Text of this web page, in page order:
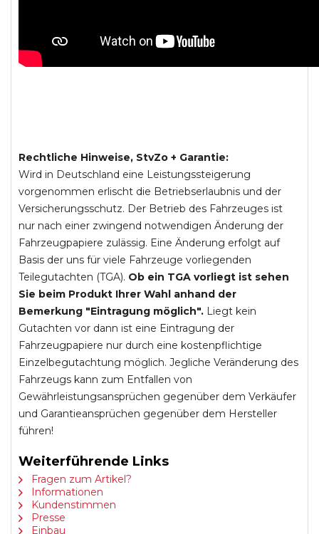
Rechtliche Hinweise, StvZo + Garantie:
Wird in Deutschland eine Leistungssteigerung
vorgenommen erlischt die Betriebserlaubnis und der
Versicherungsschutz. Der Betrieb des Fahrzeuges ist
nur nach einer zwingend notwendigen Änderung der
Fahrzeugpapiere zulässig. Eine Änderung erfolgt auf
Basis der uns für viele Fahrzeuge vorliegenden
Teilegutachten (TGA). Ob ein TGA vorliegt ist sehen
Sie beim Produkt Ihrer Wahl anhand der
Bemerkung "Eintragung möglich". Liegt kein
Gutachten vor dann ist eine Eintragung der
Fahrzeugpapiere nur durch eine kostenpflichtige
Einzelbegutachtung möglich. Jegliche Veränderung des
Fahrzeugs kann zum Entfallen von
Gewährleistungsansprüchen gegenüber dem Verkäufer
und Garantieansprüchen gegenüber dem Hersteller
führen!
Weiterführende Links
Fragen zum Artikel?
Informationen
Kundenstimmen
Presse
Einbau